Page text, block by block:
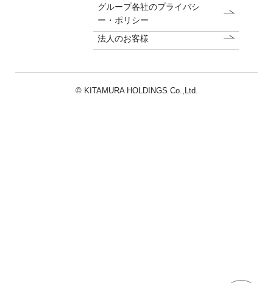
グループ各社のプライバシ
ー・ポリシー
法人のお客様
© KITAMURA HOLDINGS Co.,Ltd.